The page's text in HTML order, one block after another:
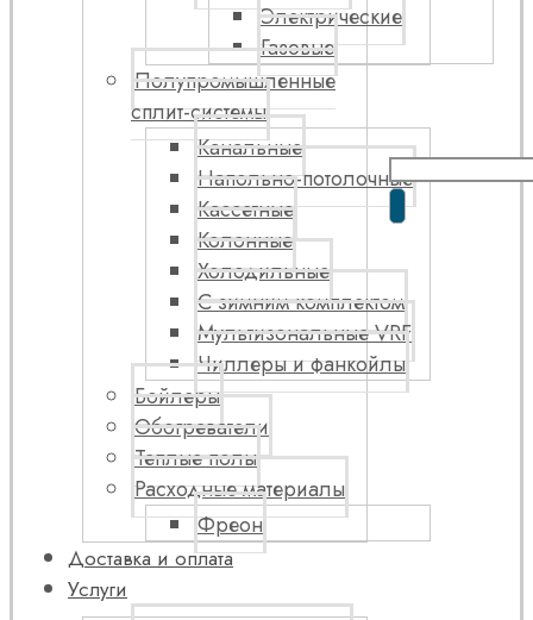
Электрические
Газовые
Полупромышленные
сплит-системы
Канальные
Напольно-потолочные
Кассетные
Колонные
Холодильные
С зимним комплектом
Мультизональные VRF
Чиллеры и фанкойлы
Бойлеры
Обогреватели
Теплые полы
Расходные материалы
Фреон
Доставка и оплата
Услуги